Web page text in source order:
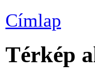
Címlap
Térkép